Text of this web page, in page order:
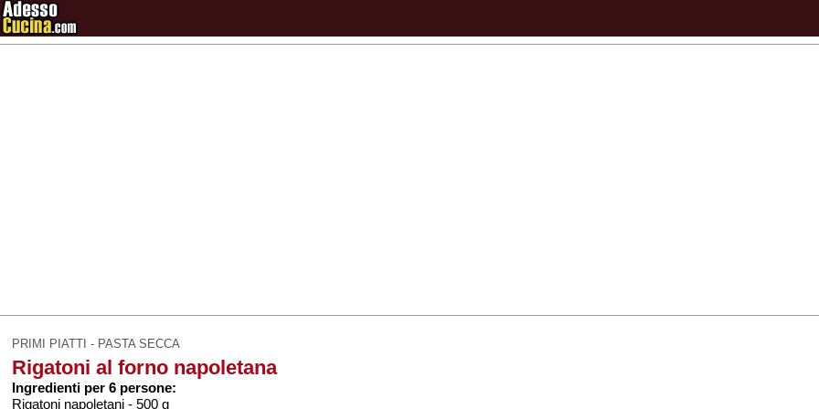
PRIMI PIATTI - PASTA SECCA
Rigatoni al forno napoletana
Ingredienti per 6 persone:
Rigatoni napoletani - 500 g